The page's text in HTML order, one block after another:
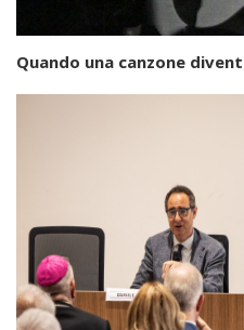
Quando una canzone